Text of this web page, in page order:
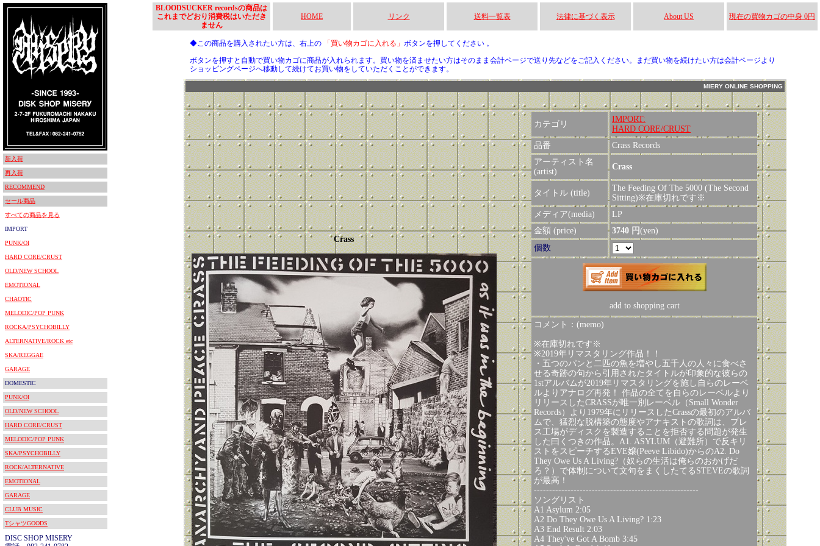
新入荷
再入荷
RECOMMEND
セール商品
すべての商品を見る
IMPORT
PUNK/OI
HARD CORE/CRUST
OLD/NEW SCHOOL
EMOTIONAL
CHAOTIC
MELODIC/POP PUNK
ROCKA/PSYCHOBILLY
ALTERNATIVE/ROCK etc
SKA/REGGAE
GARAGE
DOMESTIC
PUNK/OI
OLD/NEW SCHOOL
HARD CORE/CRUST
MELODIC/POP PUNK
SKA/PSYCHOBILLY
ROCK/ALTERNATIVE
EMOTIONAL
GARAGE
CLUB MUSIC
TシャツGOODS
DISC SHOP MISERY
BLOODSUCKER recordsの商品は
これまでどおり消費税はいただき
ません
HOME リンク 送料一覧表 法律に基づく表示 About US 現在の買物カゴの中身 0円
◆この商品を購入されたい方は、右上の 「買い物カゴに入れる」 ボタンを押してください 。
ボタンを押すと自動で買い物カゴに商品が入れられます。買い物を済ませたい方はそのまま会計ページで送り先などをご記入ください。まだ買い物を続けたい方は会計ページより
ショッピングページへ移動して続けてお買い物をしていただくことができます。
MIERY ONLINE SHOPPING
Crass
カテゴリ
IMPORT:
HARD CORE/CRUST
品番
Crass Records
アーティスト名
(artist)
Crass
タイトル (title)
The Feeding Of The 5000 (The Second
Sitting)※在庫切れです※
メディア(media)
LP
金額 (price)
3740 円(yen)
個数
add to shopping cart
コメント：(memo)
※在庫切れです※
※2019年リマスタリング作品！！
・五つのパンと二匹の魚を増やし五千人の人々に食べさ
せる奇跡の句から引用されたタイトルが印象的な彼らの
1stアルバムが2019年リマスタリングを施し自らのレーベ
ルよりアナログ再発！ 作品の全てを自らのレーベルより
リリースしたCRASSが唯一別レーベル（Small Wonder
Records）より1979年にリリースしたCrassの最初のアルバ
ムで、猛烈な脱構築の態度やアナキストの歌詞は、プレ
ス工場がディスクを製造することを拒否する問題が発生
した曰くつきの作品。A1. ASYLUM（避難所）で反キリ
ストをスピーチするEVE嬢(Peeve Libido)からのA2. Do
They Owe Us A Living?（奴らの生活は俺らのおかげだ
ろ？）で体制について文句をまくしたてるSTEVEの歌詞
が最高！
------------------------------------------------------
ソングリスト
A1 Asylum 2:05
A2 Do They Owe Us A Living? 1:23
A3 End Result 2:03
A4 They've Got A Bomb 3:45